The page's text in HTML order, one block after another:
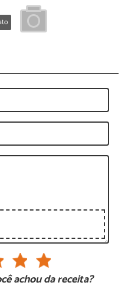
achou da receita?